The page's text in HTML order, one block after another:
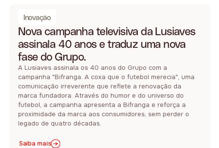
Inovação
Nova campanha televisiva da Lusiaves
assinala 40 anos e traduz uma nova
fase do Grupo.
A Lusiaves assinala os 40 anos do Grupo com a
campanha "Bifranga. A coxa que o futebol merecia", uma
comunicação irreverente que reflete a renovação da
marca fundadora. Através do humor e do universo do
futebol, a campanha apresenta a Bifranga e reforça a
proximidade da marca aos consumidores, sem perder o
legado de quatro décadas.
Saiba mais